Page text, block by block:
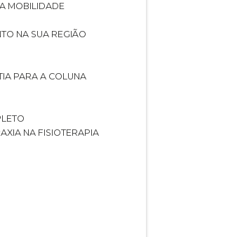
MOBILIDADE
NA SUA REGIÃO
PARA A COLUNA
NA FISIOTERAPIA